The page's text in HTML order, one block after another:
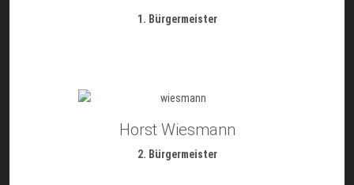
1. Bürgermeister
Horst Wiesmann
2. Bürgermeister